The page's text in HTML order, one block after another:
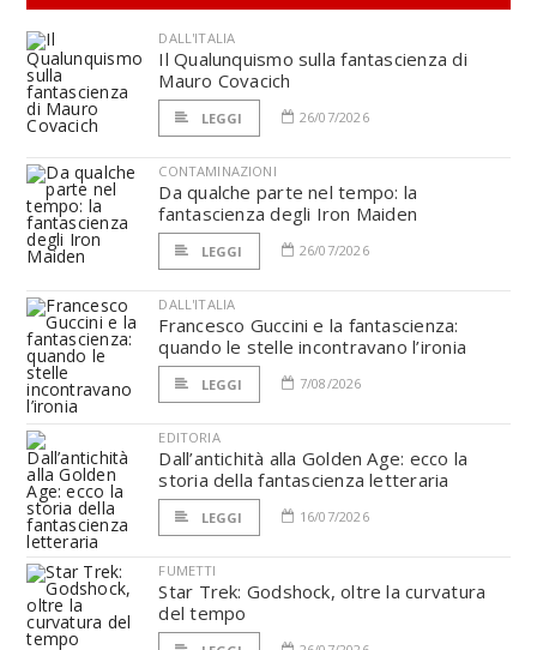
DALL'ITALIA
Il Qualunquismo sulla fantascienza di
Mauro Covacich
LEGGI 26/07/2026
CONTAMINAZIONI
Da qualche parte nel tempo: la
fantascienza degli Iron Maiden
LEGGI 26/07/2026
DALL'ITALIA
Francesco Guccini e la fantascienza:
quando le stelle incontravano l’ironia
LEGGI 7/08/2026
EDITORIA
Dall’antichità alla Golden Age: ecco la
storia della fantascienza letteraria
LEGGI 16/07/2026
FUMETTI
Star Trek: Godshock, oltre la curvatura
del tempo